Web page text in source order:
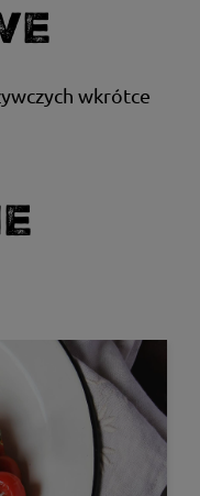
wkrótce